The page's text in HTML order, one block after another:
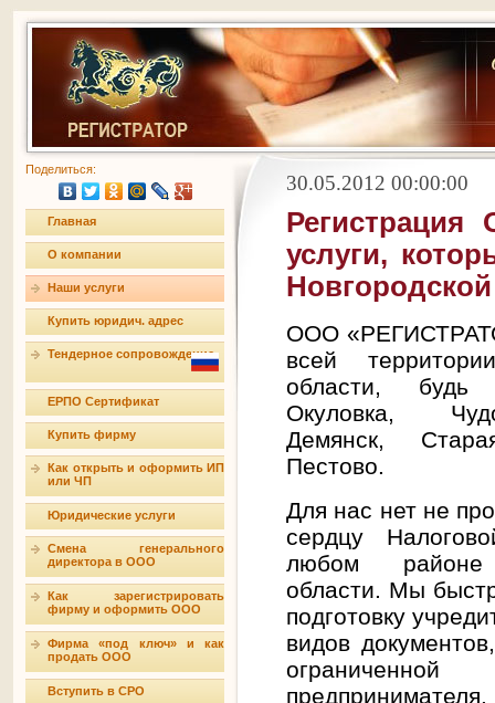
30.05.2012 00:00:00
услуги,
ООО
всей
области,
Окуловка,
Демянск,
Пестово.
Для нас нет не
сердцу
любом районе
области. Мы
подготовку
видов
ограниченной
предпринимателя.
Поделиться:
Главная
О компании
Наши услуги
Купить юридич. адрес
Тендерное сопровождение
ЕРПО Сертификат
Купить фирму
Как открыть и оформить ИП
или ЧП
Юридические услуги
Смена генерального
директора в ООО
Как зарегистрировать
фирму и оформить ООО
Фирма «под ключ» и как
продать ООО
Вступить в СРО